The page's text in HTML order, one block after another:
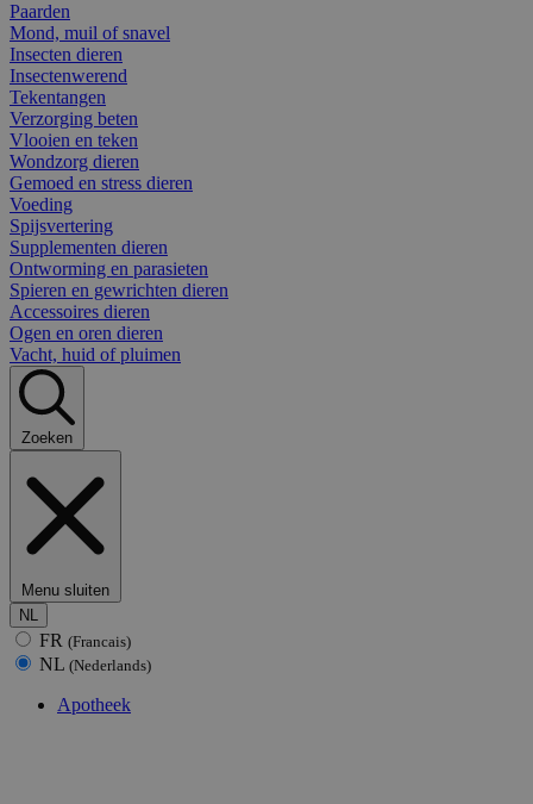
Paarden
Mond, muil of snavel
Insecten dieren
Insectenwerend
Tekentangen
Verzorging beten
Vlooien en teken
Wondzorg dieren
Gemoed en stress dieren
Voeding
Spijsvertering
Supplementen dieren
Ontworming en parasieten
Spieren en gewrichten dieren
Accessoires dieren
Ogen en oren dieren
Vacht, huid of pluimen
Zoeken
Menu sluiten
NL
FR (Francais)
NL (Nederlands)
Apotheek